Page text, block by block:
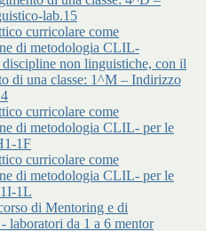
lab.15
curricolare come
di metodologia CLIL-
discipline non linguistiche, con il
di una classe: 1^M – Indirizzo
curricolare come
di metodologia CLIL- per le
1F
curricolare come
di metodologia CLIL- per le
1L
di Mentoring e di
laboratori da 1 a 6 mentor